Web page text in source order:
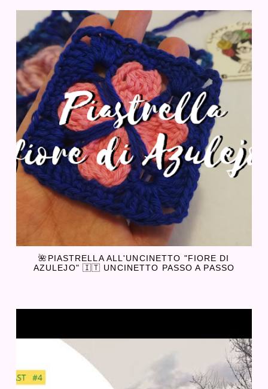
🌺PIASTRELLA ALL'UNCINETTO "FIORE DI
AZULEJO" 🇮🇹 UNCINETTO PASSO A PASSO